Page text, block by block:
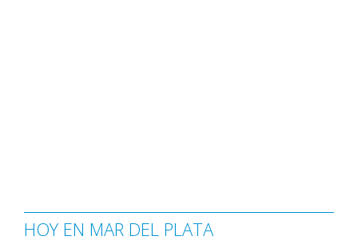
HOY EN MAR DEL PLATA